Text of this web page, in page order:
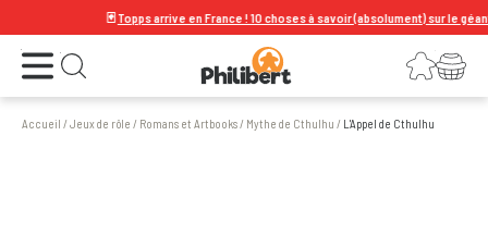
Topps arrive en France ! 10 choses à savoir (absolument) sur le géant
Ouvrir le menu Ouvrir la recherche Connexion
Votre panier
Accueil /Jeux de rôle / Romans et Artbooks/ Mythe de Cthulhu / L'Appel de Cthulhu